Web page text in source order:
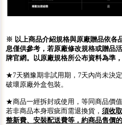
※ 以上商品介紹規格與原廠贈品依各
息僅供參考，若原廠修改規格或贈品
牌官網。以原廠規格所公布資料為準
★7天猶豫期非試用期，7天內尚未決
破壞原廠外盒包裝。
★商品一經拆封或使用，等同商品價
若非商品本身瑕疵而需退換貨， 須收
整新費、安裝配送費等，約商品售價